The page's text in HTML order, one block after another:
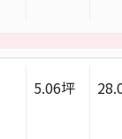
5.06坪